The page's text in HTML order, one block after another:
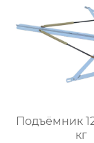
Подъёмник
кг